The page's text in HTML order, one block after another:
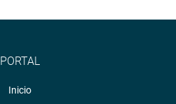
PORTAL
Inicio